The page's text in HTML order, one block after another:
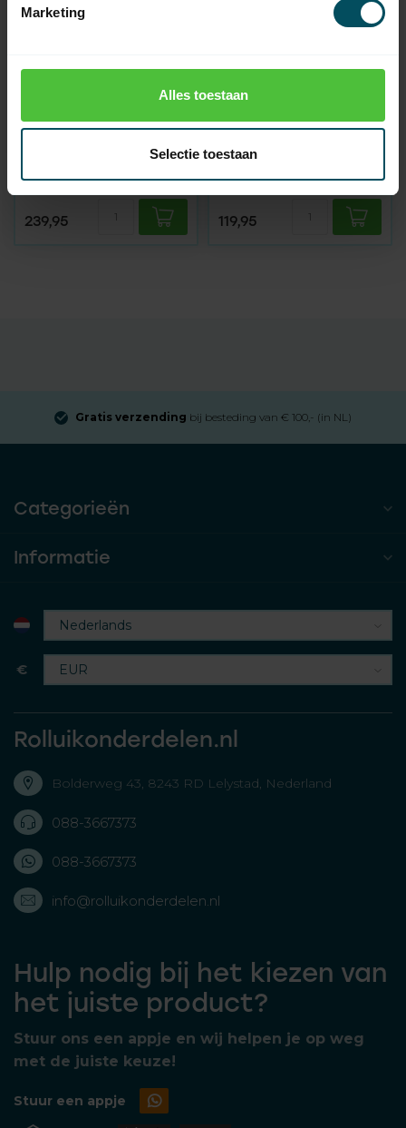
Marketing
Alles toestaan
Selectie toestaan
TEDSEN
MO713NE universele
Op voorraad
239,95
TEDSEN
ZBA710 alarmunit tbv
MO710
Op voorraad
119,95
Gratis verzending bij besteding van € 100,- (in NL)
Categorieën
Informatie
€
Rolluikonderdelen.nl
Bolderweg 43, 8243 RD Lelystad, Nederland
088-3667373
088-3667373
info@rolluikonderdelen.nl
Hulp nodig bij het kiezen van
het juiste product?
Stuur ons een appje en wij helpen je op weg
met de juiste keuze!
Stuur een appje